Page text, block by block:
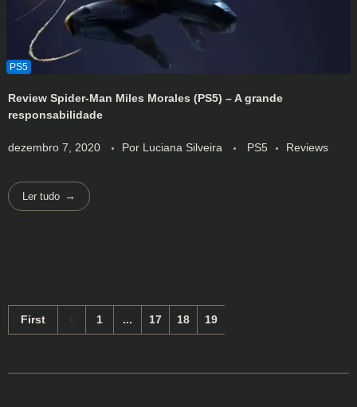
Review Spider-Man Miles Morales (PS5) – A grande
responsabilidade
dezembro 7, 2020 Por Luciana Silveira PS5 Reviews
Ler tudo
First 1 ... 17 18 19